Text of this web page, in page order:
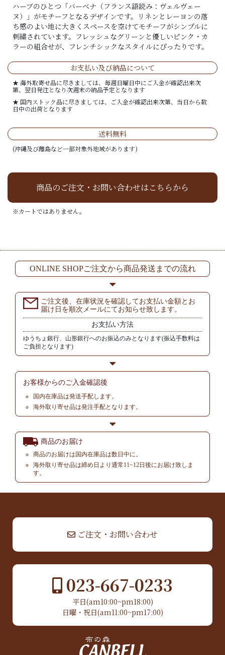
ハーブのひとつ「バーベナ（フランス語読み：ヴェルヴェー
ヌ）」がモチーフとなるデザインです。リネンとレーヨンの落
ち感のよい地に大きくスペースを空けてモチーフがシンプルに
刺繍されています。フレッシュなグリーンと優しいピンク・カ
ラーの組合せが、フレンチシックなスタイルにぴったりです。
お支払い及び納品について
★ 海外取寄せ品に尽きましては、毎週日曜日中にご入金が確認出来次
第、翌日発注となり次週末の納品予定となります
★ 国内ストック品に尽きましては、ご入金が確認出来次第、当日から数
日中の出荷となります
送料無料
(沖縄及び離島など一部対象外地域があります)
商品のご注文・お問い合わせはこちらから
※カートではありません。
ONLINE SHOPご注文から商品発送までの流れ
ご注文後、在庫状況を確認してお支払い金額とお
届け日を順次メールにてお知らせ致します。
お支払い方法
ゆうちょ銀行、山形銀行へのお振込のみとなります(振込手数料は
ご負担となります)
お客様からのご入金確認後
国内在庫品は発送手配します。
海外取り寄せ品は発注手配となります。
商品のお届け
商品のお届けは国内在庫品は数日中に。
海外取り寄せ品は締め日より通常11~12日後にお届け致しま
す。
ご注文・お問い合わせ
023-667-0233
平日(am10:00~pm18:00)
日曜・祝日(am11:00~pm17:00)